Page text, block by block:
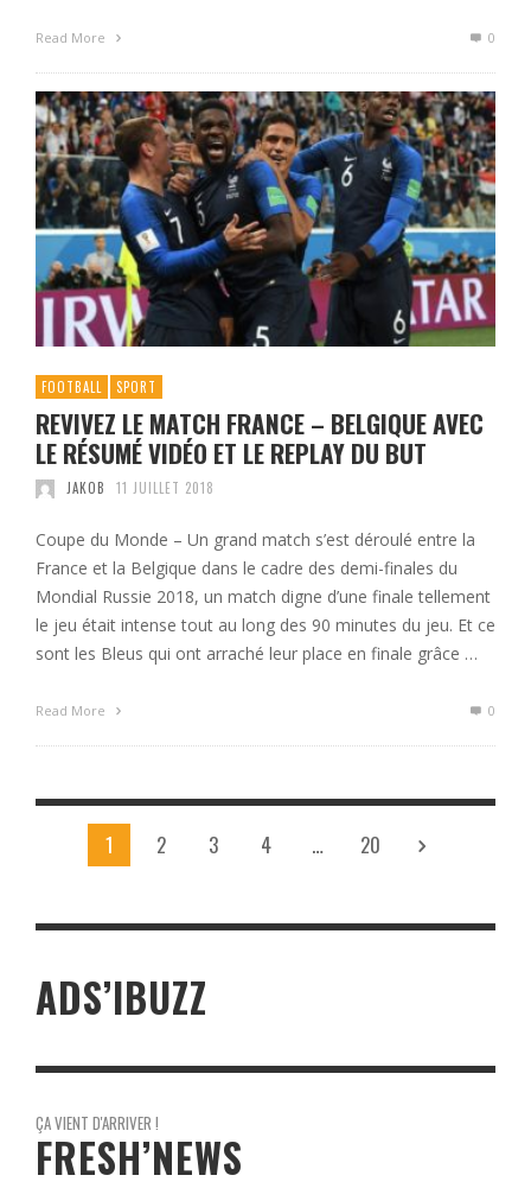
Read More 0
FOOTBALL SPORT
REVIVEZ LE MATCH FRANCE – BELGIQUE AVEC
LE RÉSUMÉ VIDÉO ET LE REPLAY DU BUT
JAKOB 11 JUILLET 2018
Coupe du Monde – Un grand match s’est déroulé entre la
France et la Belgique dans le cadre des demi-finales du
Mondial Russie 2018, un match digne d’une finale tellement
le jeu était intense tout au long des 90 minutes du jeu. Et ce
sont les Bleus qui ont arraché leur place en finale grâce …
Read More 0
1 2 3 4 … 20
ADS’IBUZZ
ÇA VIENT D'ARRIVER !
FRESH’NEWS